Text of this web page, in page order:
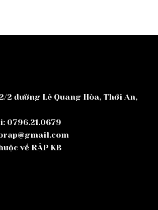
2 đường Lê Quang Hòa, Thới An,
0796.21.0679
về RẬP KB